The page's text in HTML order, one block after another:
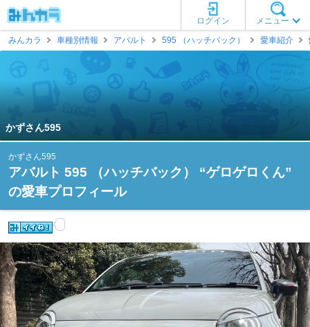
メニュー
ログイン
みんカラ
車種別情報 アバルト 595 （ハッチバック） 愛車紹介
かずさん595
かずさん595
アバルト 595 （ハッチバック） “ゲロゲロくん”
の愛車プロフィール